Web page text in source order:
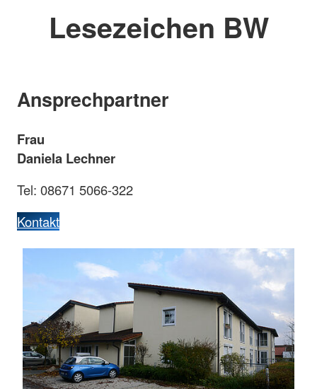
Lesezeichen BW
Ansprechpartner
Frau
Daniela Lechner
Tel: 08671 5066-322
Kontakt